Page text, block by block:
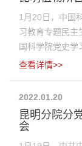
1月20日，中国
习教育专题民主
国科学院党史学
查看详情>>
2022.01.20
昆明分院分
会